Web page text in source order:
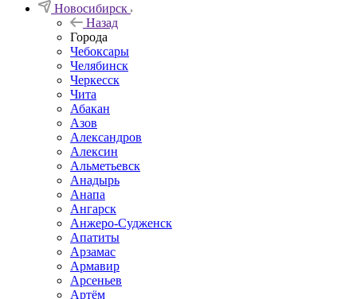
Новосибирск
Назад
Города
Чебоксары
Челябинск
Черкесск
Чита
Абакан
Азов
Александров
Алексин
Альметьевск
Анадырь
Анапа
Ангарск
Анжеро-Судженск
Апатиты
Арзамас
Армавир
Арсеньев
Артём